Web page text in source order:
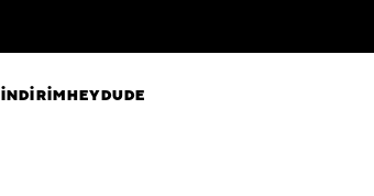
İNDİRİMHEYDUDE